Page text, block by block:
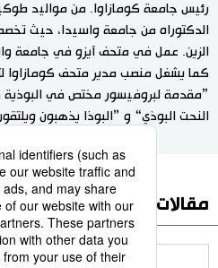
الدكتوراه من جامعة واسيدا، حيث
الزين. عمل في متحف آيزو في جامعة
كما يشغل منصب مدير متحف كومازاوا
”مقدمة لبروفيسور مختص في البوذية
النحت البوذي“ و ”البوذا يذهبون
مقالات أخرى في هذا